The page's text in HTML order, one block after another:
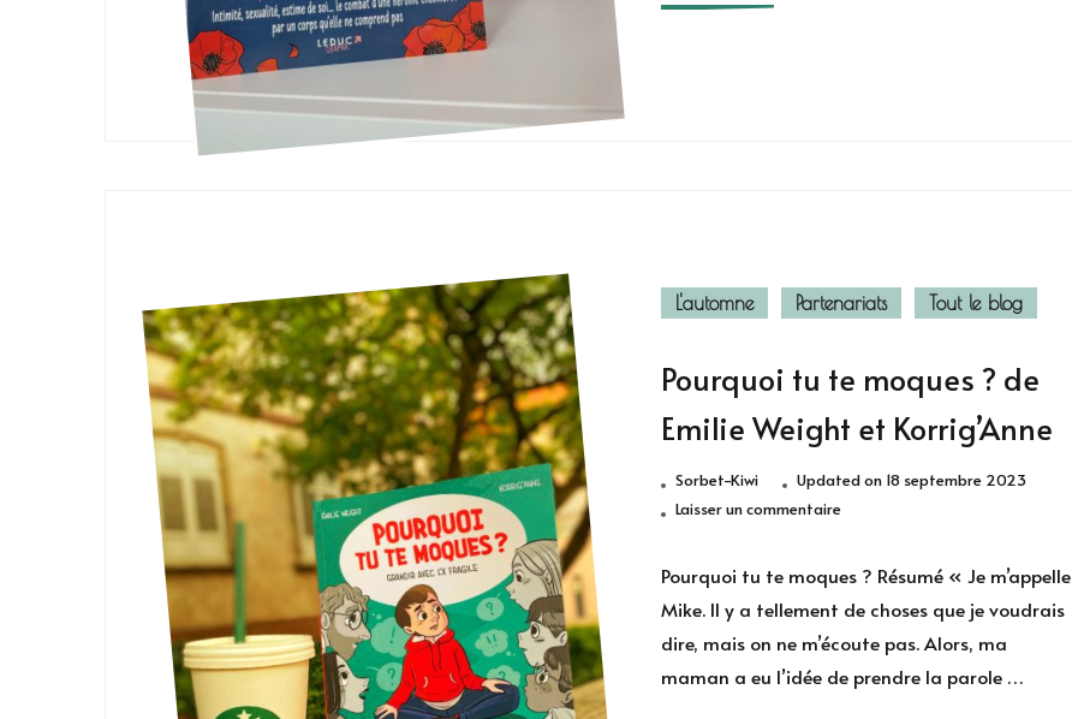
L'automne Partenariats Tout le blog
Pourquoi tu te moques ? de
Emilie Weight et Korrig’Anne
Sorbet-Kiwi Updated on 18 septembre 2023
Laisser un commentairesur
moques
?
de
Pourquoi tu te moques ? Résumé « Je m’appelle
Mike. Il y a tellement de choses que je voudrais
dire, mais on ne m’écoute pas. Alors, ma
maman a eu l’idée de prendre la parole …